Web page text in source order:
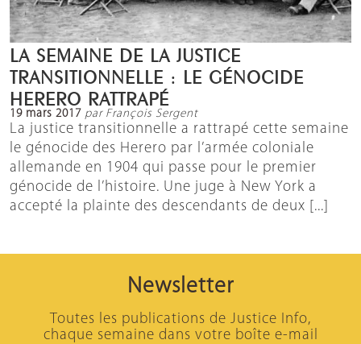
LA SEMAINE DE LA JUSTICE
TRANSITIONNELLE : LE GÉNOCIDE
HERERO RATTRAPÉ
19 mars 2017 par François Sergent
La justice transitionnelle a rattrapé cette semaine
le génocide des Herero par l’armée coloniale
allemande en 1904 qui passe pour le premier
génocide de l’histoire. Une juge à New York a
accepté la plainte des descendants de deux [...]
Newsletter
Toutes les publications de Justice Info,
chaque semaine dans votre boîte e-mail